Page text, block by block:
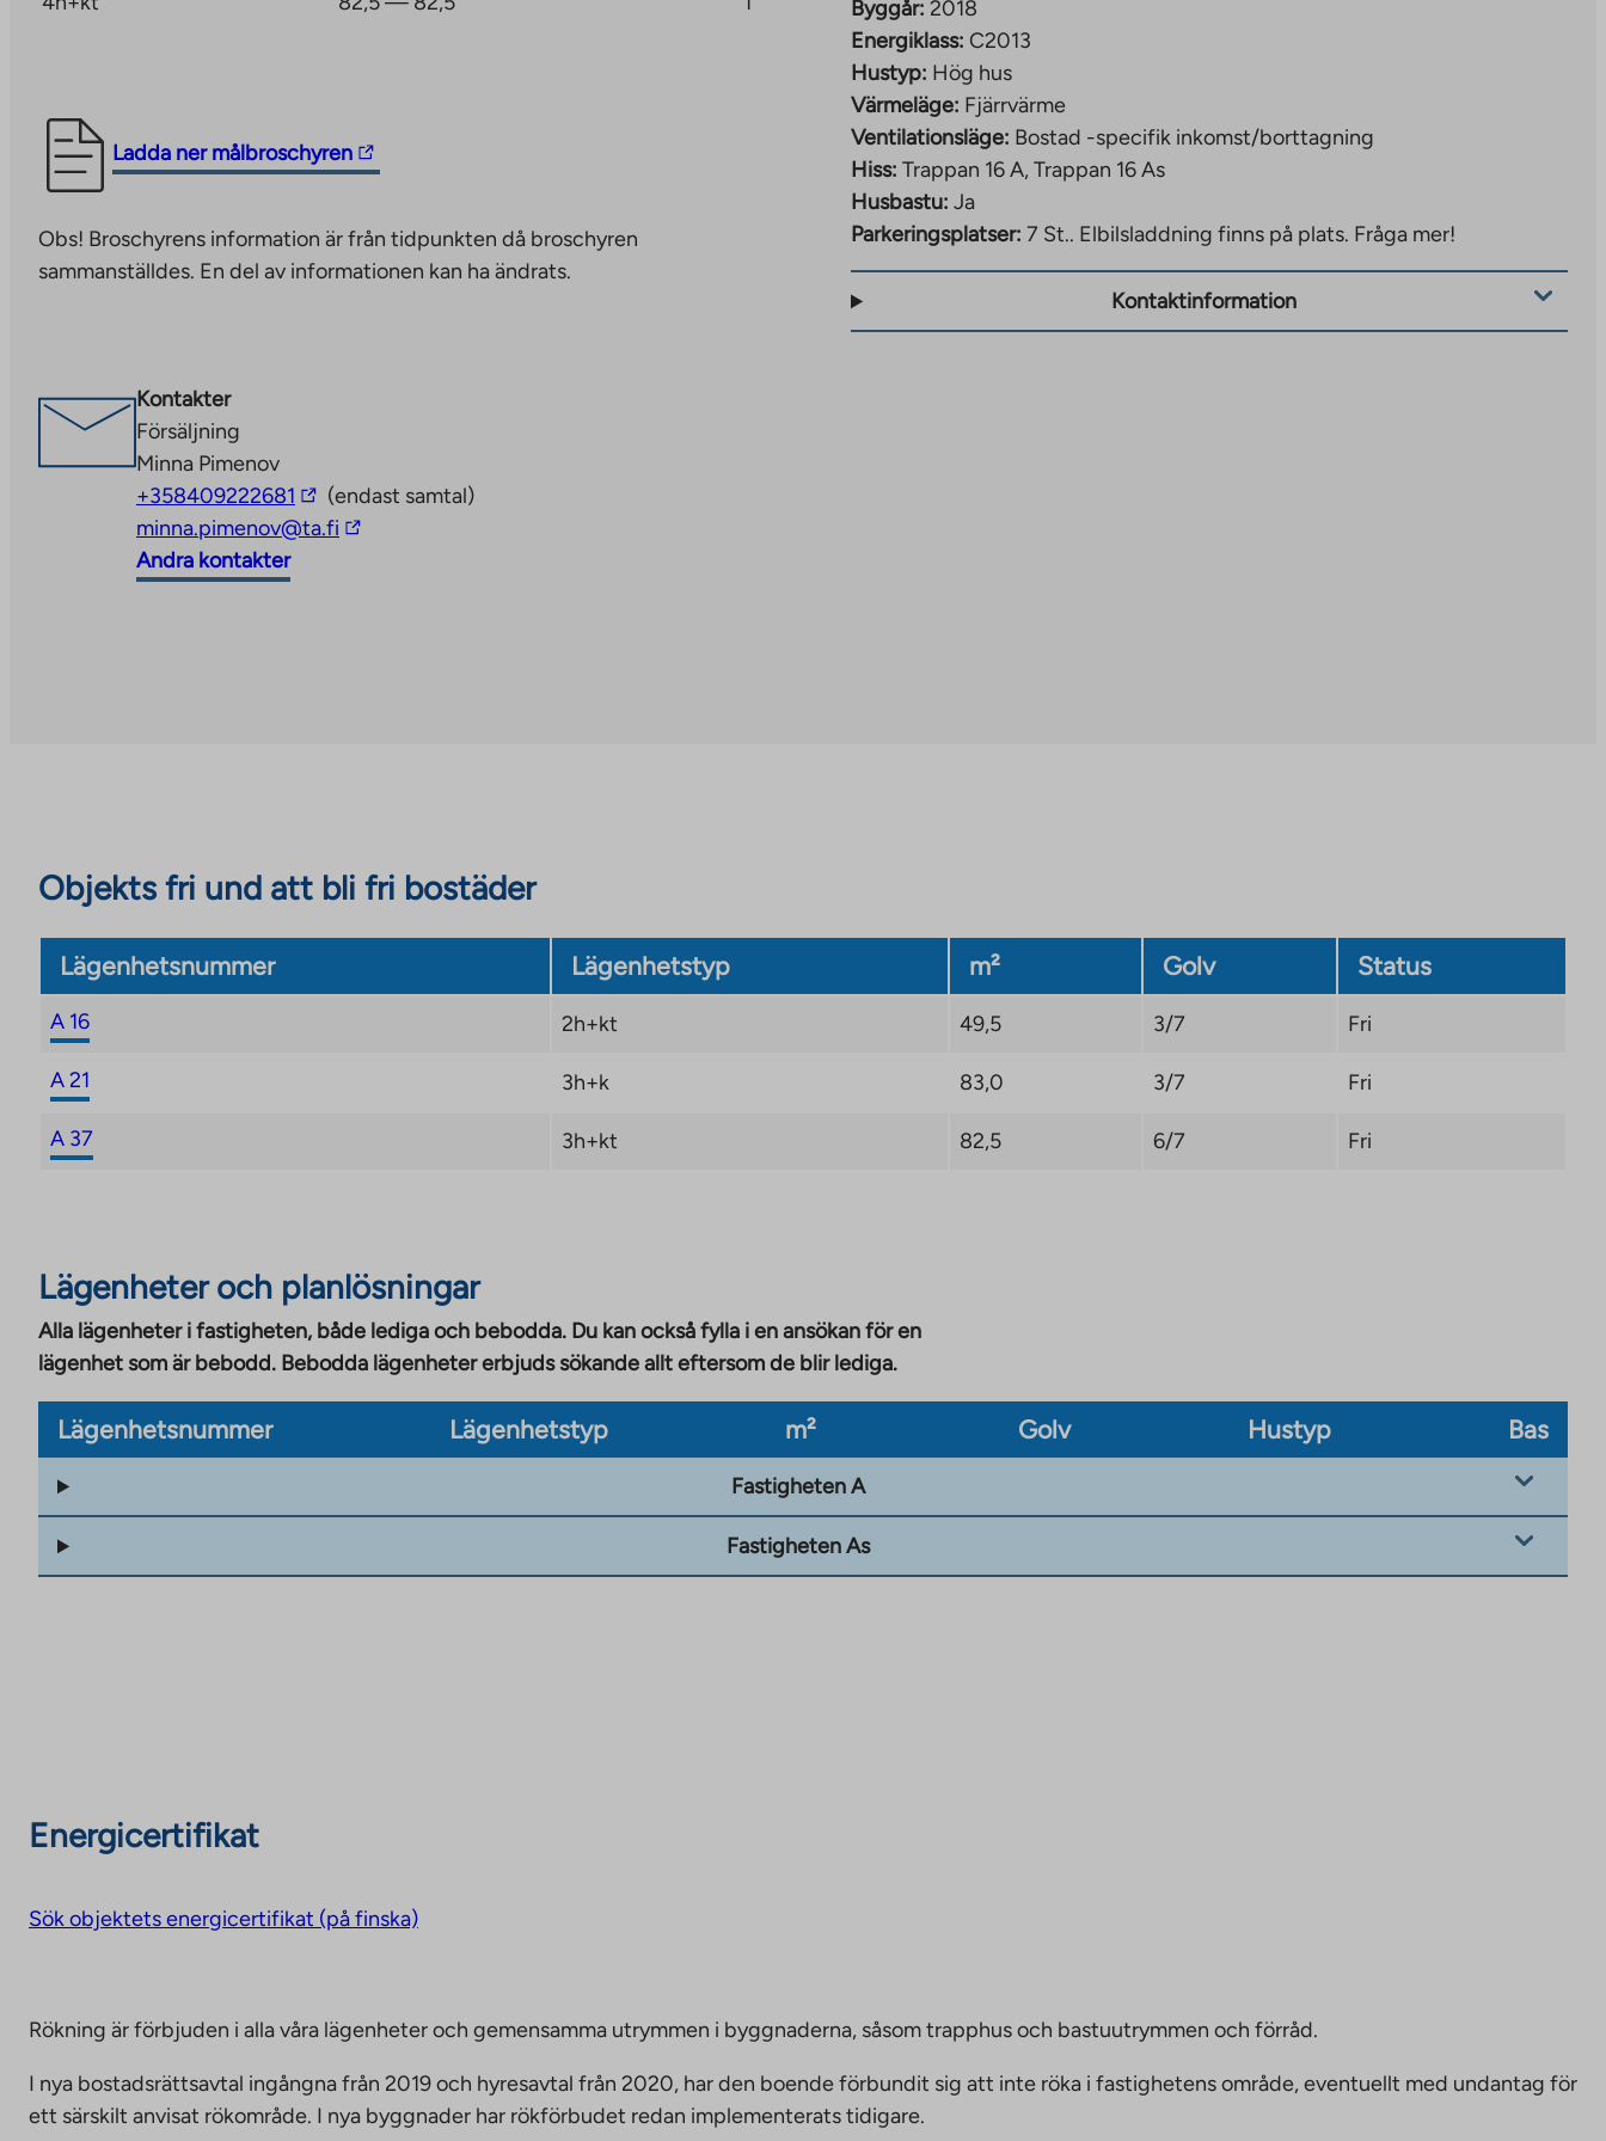
ja-rakentaminen/uutta-helsinkia-rakentamassa/kalasatama.
Ladda ner målbroschyren
The
you
to
Link
opens
in
new
tab
Obs! Broschyrens information är från tidpunkten då broschyren
sammanställdes. En del av informationen kan ha ändrats.
Kontakter
Försäljning
Minna Pimenov
+358409222681 The
link
(endast samtal)
minna.pimenov@ta.fi The
Andra kontakter
Byggår: 2018
Energiklass: C2013
Hustyp: Hög hus
Värmeläge: Fjärrvärme
Ventilationsläge: Bostad -specifik inkomst/borttagning
Hiss: Trappan 16 A, Trappan 16 As
Husbastu: Ja
Parkeringsplatser: 7 St.. Elbilsladdning finns på plats. Fråga mer!
Kontaktinformation
Objekts fri und att bli fri bostäder
Lägenhetsnummer Lägenhetstyp m² Golv Status
A 16 2h+kt 49,5 3/7 Fri
A 21 3h+k 83,0 3/7 Fri
A 37 3h+kt 82,5 6/7 Fri
Lägenheter och planlösningar
Alla lägenheter i fastigheten, både lediga och bebodda. Du kan också fylla i en ansökan för en
lägenhet som är bebodd. Bebodda lägenheter erbjuds sökande allt eftersom de blir lediga.
Lägenhetsnummer Lägenhetstyp m² Golv Hustyp Bas
Fastigheten A
Fastigheten As
Energicertifikat
Sök objektets energicertifikat (på finska)
Rökning är förbjuden i alla våra lägenheter och gemensamma utrymmen i byggnaderna, såsom trapphus och bastuutrymmen och förråd.
I nya bostadsrättsavtal ingångna från 2019 och hyresavtal från 2020, har den boende förbundit sig att inte röka i fastighetens område, eventuellt med undantag för
ett särskilt anvisat rökområde. I nya byggnader har rökförbudet redan implementerats tidigare.